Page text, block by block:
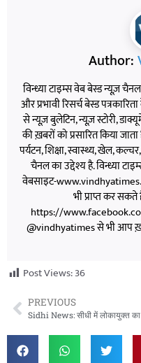
Author:
विन्ध्या टाइम्स वेब बेस्ड न्यूज़
और प्रभावी रिसर्च बेस्ड
से न्यूज़ बुलेटिन, न्यूज़ स्टोरी,
की ख़बरों को प्रसारित किया
पर्यटन, शिक्षा, स्वास्थ्य, खेल,
चैनल का उद्देश्य है. विन्ध्या
वेबसाइट-
भी प्राप्त कर
https://
@vindhyatimes से भी आप
Post Views:36
PREVIOUS